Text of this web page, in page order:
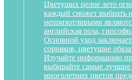
Цветущих целое лето
каждый сможет выбрать
неприхотливыми
английская роза,
Основной уход
сорняков, цветущие
Изучайте информацию
выбирайте самые
многолетних цветов